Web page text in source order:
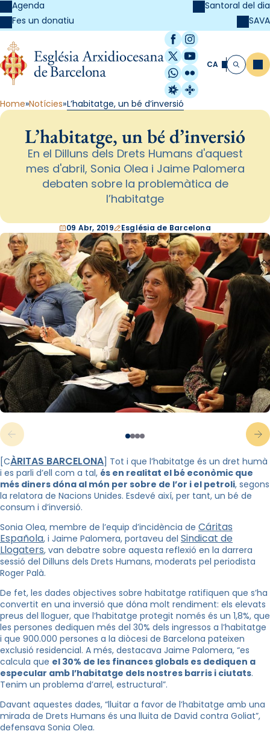
Agenda
Fes un donatiu
Santoral del dia
SAVA
Facebook
Instagram
X / Twitter
YouTube
WhatsApp
Flickr
Radio Estel
Catalunya
CA Cerca
Home Notícies L’habitatge, un bé d’inversió
L’habitatge, un bé d’inversió
En el Dilluns dels Drets Humans d'aquest
mes d'abril, Sonia Olea i Jaime Palomera
debaten sobre la problemàtica de
l’habitatge
09 Abr, 2019 Església de Barcelona
[CÀRITAS BARCELONA] Tot i que l’habitatge és un dret humà
i es parli d’ell com a tal, és en realitat el bé econòmic que
més diners dóna al món per sobre de l’or i el petroli, segons
la relatora de Nacions Unides. Esdevé així, per tant, un bé de
consum i d’inversió.
Sonia Olea, membre de l’equip d’incidència de Cáritas
Española, i Jaime Palomera, portaveu del Sindicat de
Llogaters, van debatre sobre aquesta reflexió en la darrera
sessió del Dilluns dels Drets Humans, moderats pel periodista
Roger Palà.
De fet, les dades objectives sobre habitatge ratifiquen que s’ha
convertit en una inversió que dóna molt rendiment: els elevats
preus del lloguer, que l’habitatge protegit només és un 1,8%, que
les persones dediquen més del 30% dels ingressos a l’habitatge
i que 900.000 persones a la diòcesi de Barcelona pateixen
exclusió residencial. A més, destacava Jaime Palomera, “es
calcula que el 30% de les finances globals es dediquen a
especular amb l’habitatge dels nostres barris i ciutats.
Tenim un problema d’arrel, estructural”.
Davant aquestes dades, “lluitar a favor de l’habitatge amb una
mirada de Drets Humans és una lluita de David contra Goliat”,
defensava Sonia Olea.